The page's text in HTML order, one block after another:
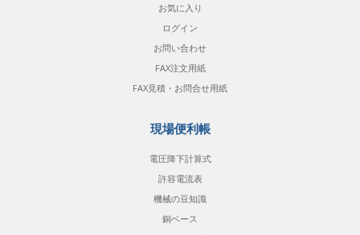
お気に入り
ログイン
お問い合わせ
FAX注文用紙
FAX見積・お問合せ用紙
現場便利帳
電圧降下計算式
許容電流表
機械の豆知識
銅ベース